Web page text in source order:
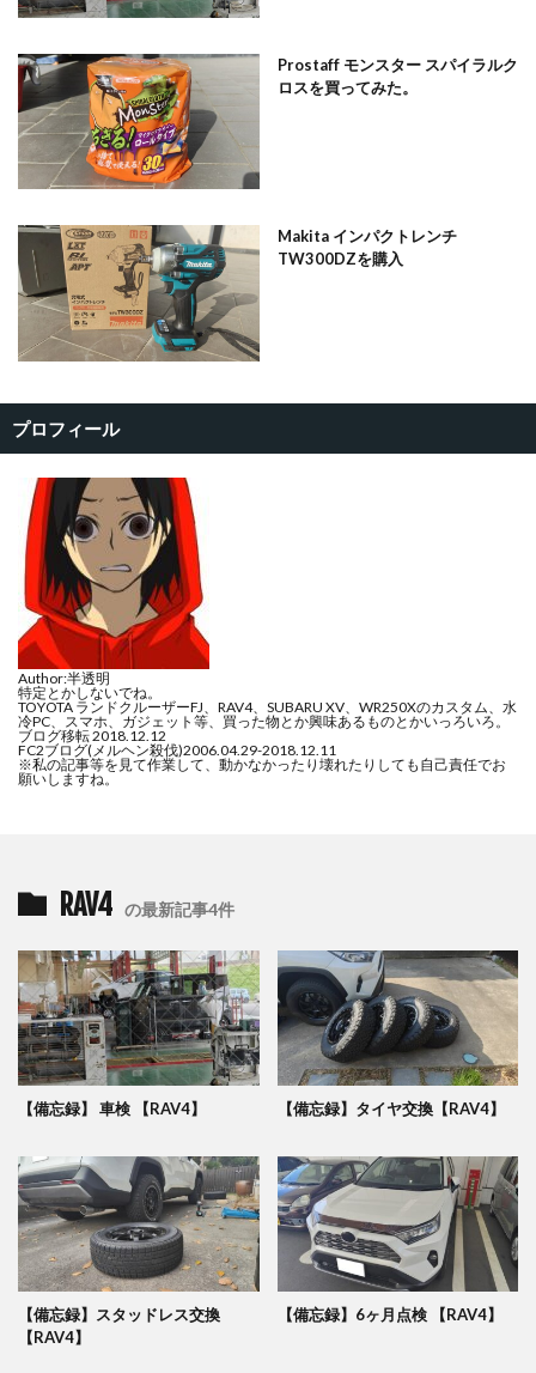
Prostaff モンスター スパイラルク
ロスを買ってみた。
Makita インパクトレンチ
TW300DZを購入
プロフィール
Author:半透明
特定とかしないでね。
TOYOTA ランドクルーザーFJ、RAV4、SUBARU XV、WR250Xのカスタム、水
冷PC、スマホ、ガジェット等、買った物とか興味あるものとかいっろいろ。
ブログ移転 2018.12.12
FC2ブログ(メルヘン殺伐)2006.04.29-2018.12.11
※私の記事等を見て作業して、動かなかったり壊れたりしても自己責任でお
願いしますね。
RAV4 の最新記事4件
【備忘録】 車検 【RAV4】 【備忘録】タイヤ交換【RAV4】
【備忘録】スタッドレス交換
【RAV4】
【備忘録】6ヶ月点検 【RAV4】